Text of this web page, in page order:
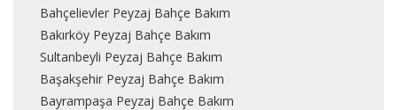
Bahçelievler Peyzaj Bahçe Bakım
Bakırköy Peyzaj Bahçe Bakım
Sultanbeyli Peyzaj Bahçe Bakım
Başakşehir Peyzaj Bahçe Bakım
Bayrampaşa Peyzaj Bahçe Bakım